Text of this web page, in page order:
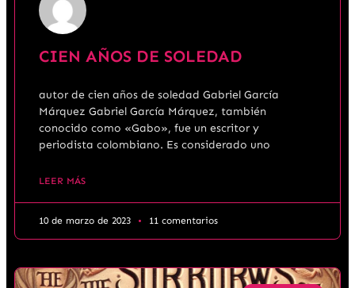
CIEN AÑOS DE SOLEDAD
autor de cien años de soledad Gabriel García
Márquez Gabriel García Márquez, también
conocido como «Gabo», fue un escritor y
periodista colombiano. Es considerado uno
LEER MÁS
10 de marzo de 2023 11 comentarios